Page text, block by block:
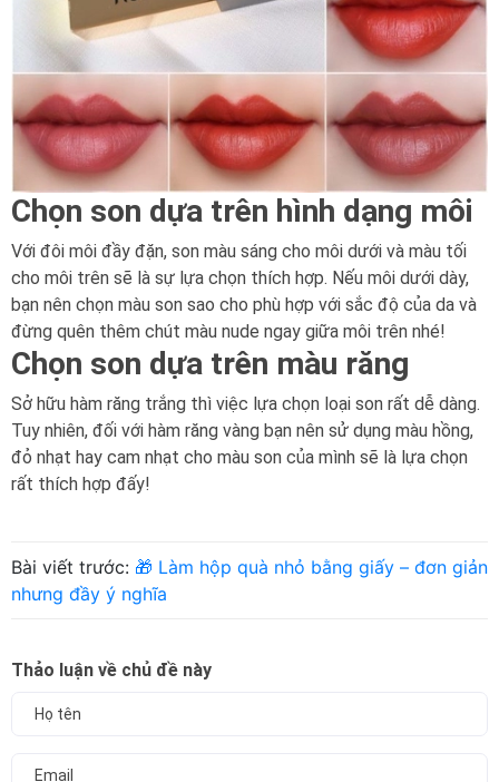
Chọn son dựa trên hình dạng môi
Với đôi môi đầy đặn, son màu sáng cho môi dưới và màu tối
cho môi trên sẽ là sự lựa chọn thích hợp. Nếu môi dưới dày,
bạn nên chọn màu son sao cho phù hợp với sắc độ của da và
đừng quên thêm chút màu nude ngay giữa môi trên nhé!
Chọn son dựa trên màu răng
Sở hữu hàm răng trắng thì việc lựa chọn loại son rất dễ dàng.
Tuy nhiên, đối với hàm răng vàng bạn nên sử dụng màu hồng,
đỏ nhạt hay cam nhạt cho màu son của mình sẽ là lựa chọn
rất thích hợp đấy!
Bài viết trước: 🎁 Làm hộp quà nhỏ bằng giấy – đơn giản
nhưng đầy ý nghĩa
Thảo luận về chủ đề này